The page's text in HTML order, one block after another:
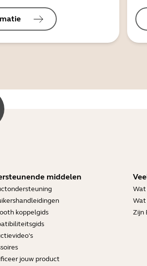
middelen
koppelgids
jouw product
Wat
Wat
Zijn